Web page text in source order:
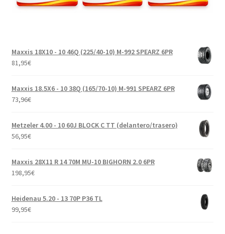
Maxxis 18X10 - 10 46Q (225/40-10) M-992 SPEARZ 6PR
81,95€
Maxxis 18.5X6 - 10 38Q (165/70-10) M-991 SPEARZ 6PR
73,96€
Metzeler 4.00 - 10 60J BLOCK C TT (delantero/trasero)
56,95€
Maxxis 28X11 R 14 70M MU-10 BIGHORN 2.0 6PR
198,95€
Heidenau 5.20 - 13 70P P36 TL
99,95€